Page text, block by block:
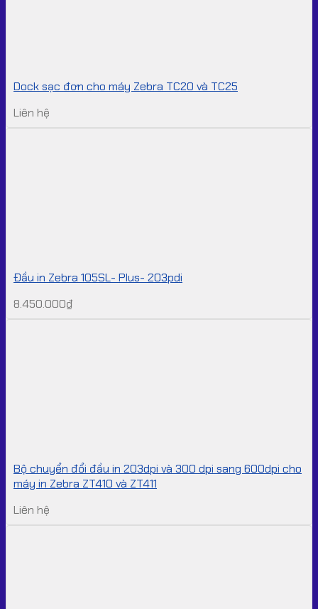
Dock sạc đơn cho máy Zebra TC20 và TC25
Liên hệ
Đầu in Zebra 105SL- Plus- 203pdi
8.450.000₫
Bộ chuyển đổi đầu in 203dpi và 300 dpi sang 600dpi cho
máy in Zebra ZT410 và ZT411
Liên hệ